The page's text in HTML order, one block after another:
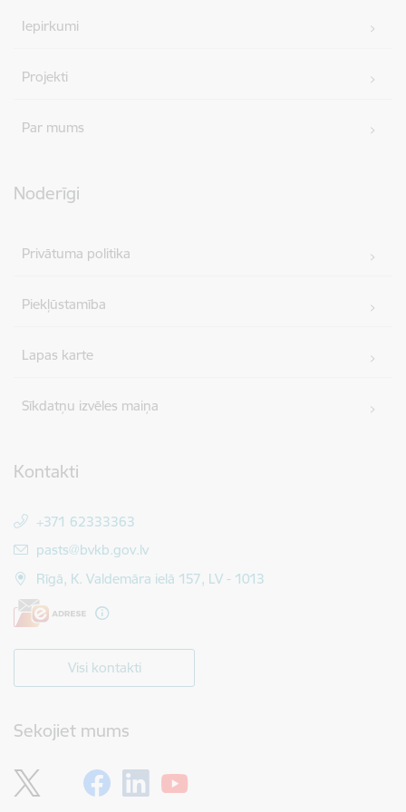
Iepirkumi
Projekti
Par mums
Noderīgi
Privātuma politika
Piekļūstamība
Lapas karte
Sīkdatņu izvēles maiņa
Kontakti
+371 62333363
E-pasts:
pasts@bvkb.gov.lv
Rīgā, K. Valdemāra ielā 157, LV - 1013
Visi kontakti
Sekojiet mums